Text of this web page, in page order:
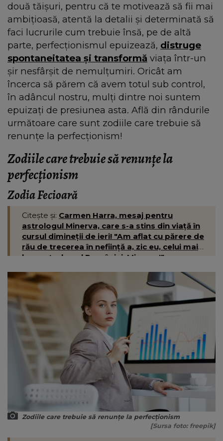
două tăișuri, pentru că te motivează să fii mai
ambițioasă, atentă la detalii și determinată să
faci lucrurile cum trebuie însă, pe de altă
parte, perfecționismul epuizează, distruge
spontaneitatea și transformă viața într-un
șir nesfârșit de nemulțumiri. Oricât am
încerca să părem că avem totul sub control,
în adâncul nostru, mulți dintre noi suntem
epuizați de presiunea asta. Află din rândurile
următoare care sunt zodiile care trebuie să
renunțe la perfecționism!
Zodiile care trebuie să renunțe la
perfecționism
Zodia Fecioară
Citește și: Carmen Harra, mesaj pentru
astrologul Minerva, care s-a stins din viață în
cursul dimineții de ieri! "Am aflat cu părere de
rău de trecerea în neființă a, zic eu, celui mai
bun astrolog al României, Minerva!"
Zodiile care trebuie să renunțe la perfecționism
[Sursa foto: freepik]